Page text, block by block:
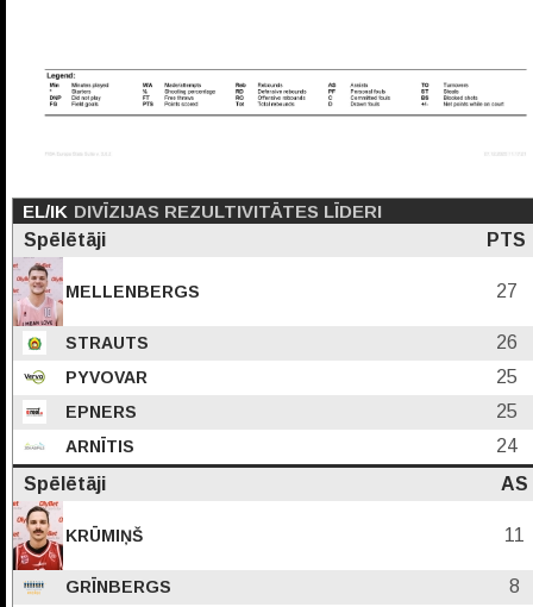
EL/IK DIVĪZIJAS REZULTIVITĀTES LĪDERI
Spēlētāji
PTS
MELLENBERGS 27
STRAUTS 26
PYVOVAR 25
EPNERS 25
ARNĪTIS
24
Spēlētāji
AS
KRŪMIŅŠ 11
GRĪNBERGS 8